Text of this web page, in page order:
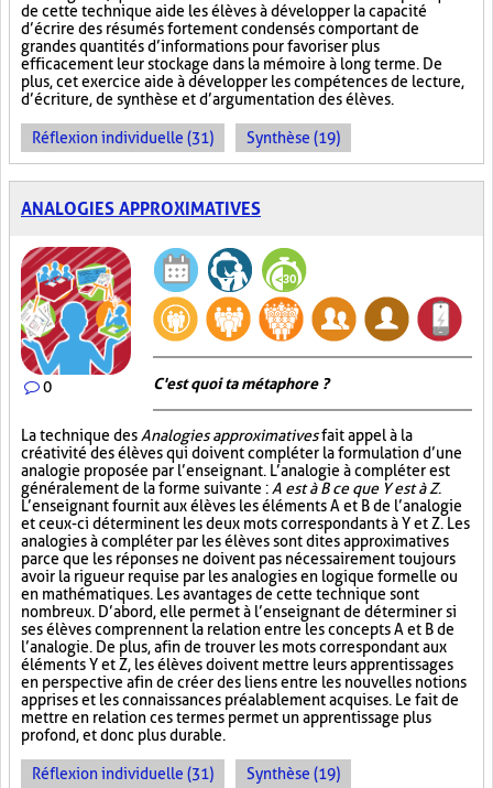
de cette technique aide les élèves à développer la capacité
d’écrire des résumés fortement condensés comportant de
grandes quantités d’informations pour favoriser plus
efficacement leur stockage dans la mémoire à long terme. De
plus, cet exercice aide à développer les compétences de lecture,
d’écriture, de synthèse et d’argumentation des élèves.
Réflexion individuelle (31) Synthèse (19)
ANALOGIES APPROXIMATIVES
0 C'est quoi ta métaphore ?
La technique des Analogies approximativesfait appel à la
créativité des élèves qui doivent compléter la formulation d’une
analogie proposée par l’enseignant. L’analogie à compléter est
généralement de la forme suivante : A est à B ce que Y est à Z.
L’enseignant fournit aux élèves les éléments A et B de l’analogie
et ceux-ci déterminent les deux mots correspondants à Y et Z. Les
analogies à compléter par les élèves sont dites approximatives
parce que les réponses ne doivent pas nécessairement toujours
avoir la rigueur requise par les analogies en logique formelle ou
en mathématiques. Les avantages de cette technique sont
nombreux. D’abord, elle permet à l’enseignant de déterminer si
ses élèves comprennent la relation entre les concepts A et B de
l’analogie. De plus, afin de trouver les mots correspondant aux
éléments Y et Z, les élèves doivent mettre leurs apprentissages
en perspective afin de créer des liens entre les nouvelles notions
apprises et les connaissances préalablement acquises. Le fait de
mettre en relation ces termes permet un apprentissage plus
profond, et donc plus durable.
Réflexion individuelle (31) Synthèse (19)